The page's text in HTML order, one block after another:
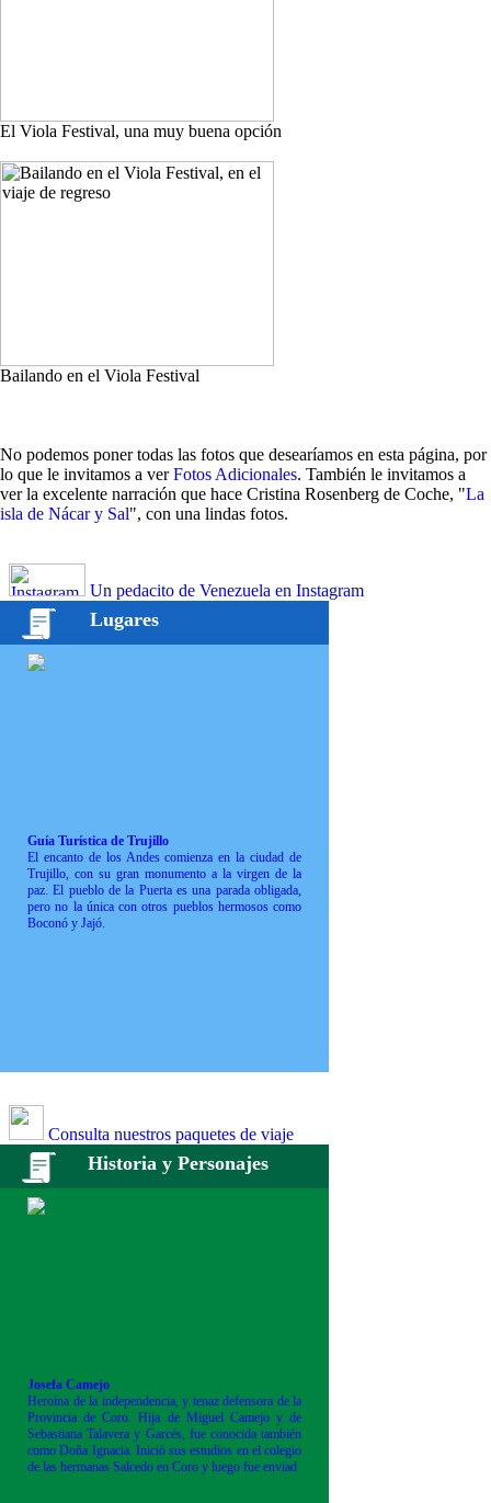
El Viola Festival, una muy buena opción
Bailando en el Viola Festival
No podemos poner todas las fotos que desearíamos en esta página, por
lo que le invitamos a verFotos Adicionales. También le invitamos a
ver la excelente narración que hace Cristina Rosenberg de Coche, "La
isla de Nácar y Sal", con una lindas fotos.
Un pedacito de Venezuela en Instagram
Lugares
Guía Turística de Trujillo
El encanto de los Andes comienza en la ciudad de
Trujillo, con su gran monumento a la virgen de la
paz. El pueblo de la Puerta es una parada obligada,
pero no la única con otros pueblos hermosos como
Boconó y Jajó.
Consulta nuestros paquetes de viaje
Historia y Personajes
Josefa Camejo
Heroína de la independencia, y tenaz defensora de la
Provincia de Coro. Hija de Miguel Camejo y de
Sebastiana Talavera y Garcés, fue conocida también
como Doña Ignacia. Inició sus estudios en el colegio
de las hermanas Salcedo en Coro y luego fue enviad